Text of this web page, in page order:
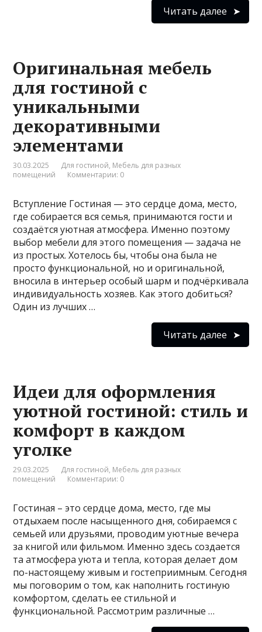
Читать далее
Оригинальная мебель
для гостиной с
уникальными
декоративными
элементами
30.03.2025 Для гостиной, Мебель для разных
помещений
Комментарии: 0
Вступление Гостиная — это сердце дома, место,
где собирается вся семья, принимаются гости и
создаётся уютная атмосфера. Именно поэтому
выбор мебели для этого помещения — задача не
из простых. Хотелось бы, чтобы она была не
просто функциональной, но и оригинальной,
вносила в интерьер особый шарм и подчёркивала
индивидуальность хозяев. Как этого добиться?
Один из лучших …
Читать далее
Идеи для оформления
уютной гостиной: стиль и
комфорт в каждом
уголке
29.03.2025 Для гостиной, Мебель для разных
помещений
Комментарии: 0
Гостиная – это сердце дома, место, где мы
отдыхаем после насыщенного дня, собираемся с
семьей или друзьями, проводим уютные вечера
за книгой или фильмом. Именно здесь создается
та атмосфера уюта и тепла, которая делает дом
по-настоящему живым и гостеприимным. Сегодня
мы поговорим о том, как наполнить гостиную
комфортом, сделать ее стильной и
функциональной. Рассмотрим различные …